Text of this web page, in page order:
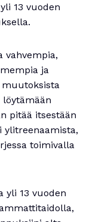
13 vuoden
vahvempia,
ja
pitää itsestään
toimivalla
yli 13 vuoden